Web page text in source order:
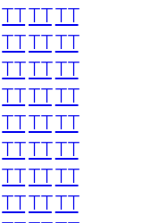
TTTTTT
TTTTTT
TTTTTT
TTTTTT
TTTTTT
TTTTTT
TTTTTT
TTTTTT